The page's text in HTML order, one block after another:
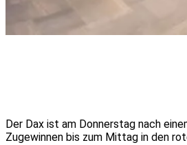
Der Dax ist am Donnerstag nach
Zugewinnen bis zum Mittag in den